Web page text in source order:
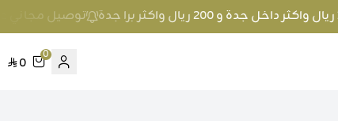
توصيل مجاني عند الطلب بمبلغ 100 ريال
0
0